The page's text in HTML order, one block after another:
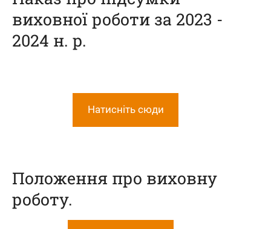
виховної роботи за 2023 -
2024 н. р.
Натисніть сюди
Положення про виховну
роботу.